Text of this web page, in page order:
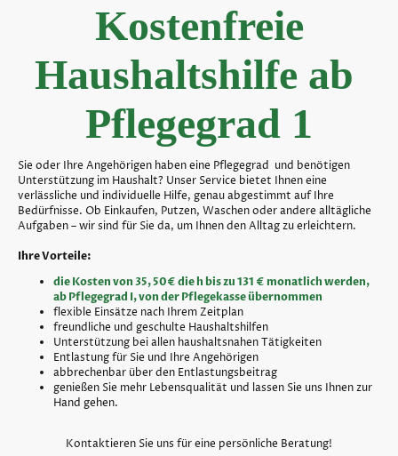
Kostenfreie
Haushaltshilfe ab
Pflegegrad 1
Sie oder Ihre Angehörigen haben eine Pflegegrad und benötigen
Unterstützung im Haushalt? Unser Service bietet Ihnen eine
verlässliche und individuelle Hilfe, genau abgestimmt auf Ihre
Bedürfnisse. Ob Einkaufen, Putzen, Waschen oder andere alltägliche
Aufgaben – wir sind für Sie da, um Ihnen den Alltag zu erleichtern.
Ihre Vorteile:
die Kosten von 35, 50€ die h bis zu 131 € monatlich werden,
ab Pflegegrad I, von der Pflegekasse übernommen
flexible Einsätze nach Ihrem Zeitplan
freundliche und geschulte Haushaltshilfen
Unterstützung bei allen haushaltsnahen Tätigkeiten
Entlastung für Sie und Ihre Angehörigen
abbrechenbar über den Entlastungsbeitrag
genießen Sie mehr Lebensqualität und lassen Sie uns Ihnen zur
Hand gehen.
Kontaktieren Sie uns für eine persönliche Beratung!